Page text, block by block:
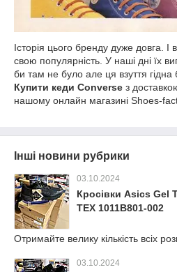
Історія цього бренду дуже довга.
свою популярність. У наші дні їх
би там не було але ця взуття гідна
Купити кеди Converse з
нашому онлайн магазині Shoes-
Інші новини рубрики
03.10.2024
Кросівки Asics Gel
TEX 1011B801-002
Отримайте велику кількість всіх
03.10.2024